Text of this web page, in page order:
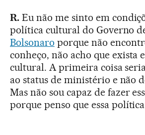
R.Eu não me sinto em
política cultural do Governo
Bolsonaro porque não
conheço, não acho que exista
cultural. A primeira coisa
ao status de ministério e não
Mas não sou capaz de fazer
porque penso que essa